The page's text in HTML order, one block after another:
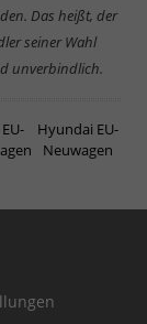
Das heißt, der
seiner Wahl
unverbindlich.
Hyundai EU-
Neuwagen